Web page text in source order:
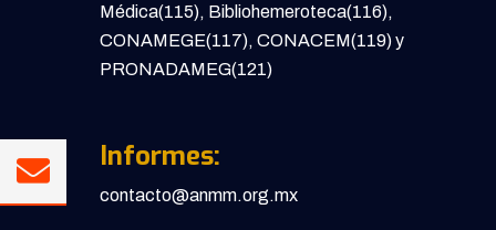
Médica(115), Bibliohemeroteca(116),
CONAMEGE(117), CONACEM(119) y
PRONADAMEG(121)
Informes:
contacto@anmm.org.mx